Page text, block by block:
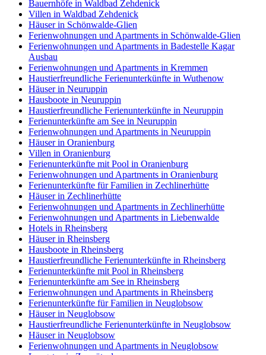
Bauernhöfe in Waldbad Zehdenick
Villen in Waldbad Zehdenick
Häuser in Schönwalde-Glien
Ferienwohnungen und Apartments in Schönwalde-Glien
Ferienwohnungen und Apartments in Badestelle Kagar
Ausbau
Ferienwohnungen und Apartments in Kremmen
Haustierfreundliche Ferienunterkünfte in Wuthenow
Häuser in Neuruppin
Hausboote in Neuruppin
Haustierfreundliche Ferienunterkünfte in Neuruppin
Ferienunterkünfte am See in Neuruppin
Ferienwohnungen und Apartments in Neuruppin
Häuser in Oranienburg
Villen in Oranienburg
Ferienunterkünfte mit Pool in Oranienburg
Ferienwohnungen und Apartments in Oranienburg
Ferienunterkünfte für Familien in Zechlinerhütte
Häuser in Zechlinerhütte
Ferienwohnungen und Apartments in Zechlinerhütte
Ferienwohnungen und Apartments in Liebenwalde
Hotels in Rheinsberg
Häuser in Rheinsberg
Hausboote in Rheinsberg
Haustierfreundliche Ferienunterkünfte in Rheinsberg
Ferienunterkünfte mit Pool in Rheinsberg
Ferienunterkünfte am See in Rheinsberg
Ferienwohnungen und Apartments in Rheinsberg
Ferienunterkünfte für Familien in Neuglobsow
Häuser in Neuglobsow
Haustierfreundliche Ferienunterkünfte in Neuglobsow
Häuser in Neuglobsow
Ferienwohnungen und Apartments in Neuglobsow